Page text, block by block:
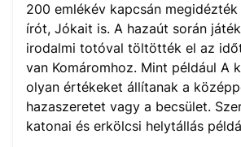
200 emlékév kapcsán
írót, Jókait is. A hazaút során
irodalmi totóval töltötték el az
van Komáromhoz. Mint például A
olyan értékeket állítanak a
hazaszeretet vagy a becsület.
katonai és erkölcsi helytállás